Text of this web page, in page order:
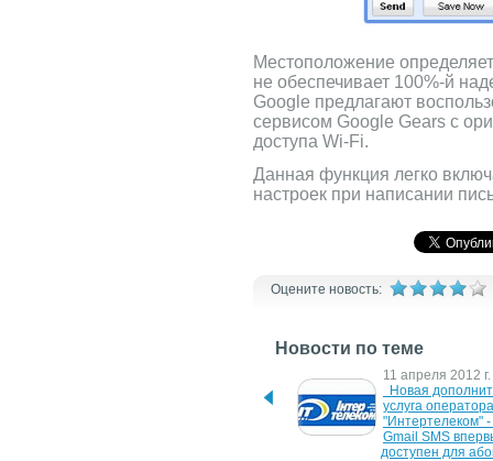
Местоположение
не обеспечивает 100%-й
Google предлагают
сервисом Google Gears с
доступа Wi-Fi.
Данная функция легко
настроек при написании
Оцените новость:
Новости по теме
сервиса Gmail произошёл
11 апреля 2012 г.
услуга оператора
"Интертелеком" -
Gmail SMS
доступен для